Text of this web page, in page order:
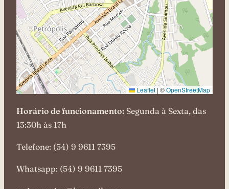
Leaflet | ©OpenStreetMap
Horário de funcionamento: Segunda à Sexta, das
13:30h às 17h
Telefone: (54) 9 9611 7395
Whatsapp: (54) 9 9611 7395